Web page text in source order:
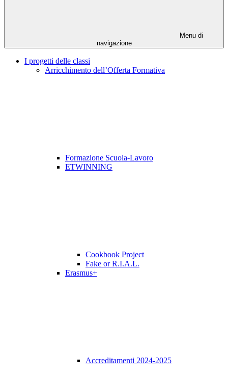
Menu di
navigazione
I progetti delle classi
Arricchimento dell’Offerta Formativa
Formazione Scuola-Lavoro
ETWINNING
Cookbook Project
Fake or R.I.A.L.
Erasmus+
Accreditamenti 2024-2025